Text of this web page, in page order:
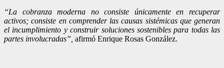
“La cobranza moderna no consiste únicamente en recuperar
activos; consiste en comprender las causas sistémicas que generan
el incumplimiento y construir soluciones sostenibles para todas las
partes involucradas”, afirmó Enrique Rosas González.